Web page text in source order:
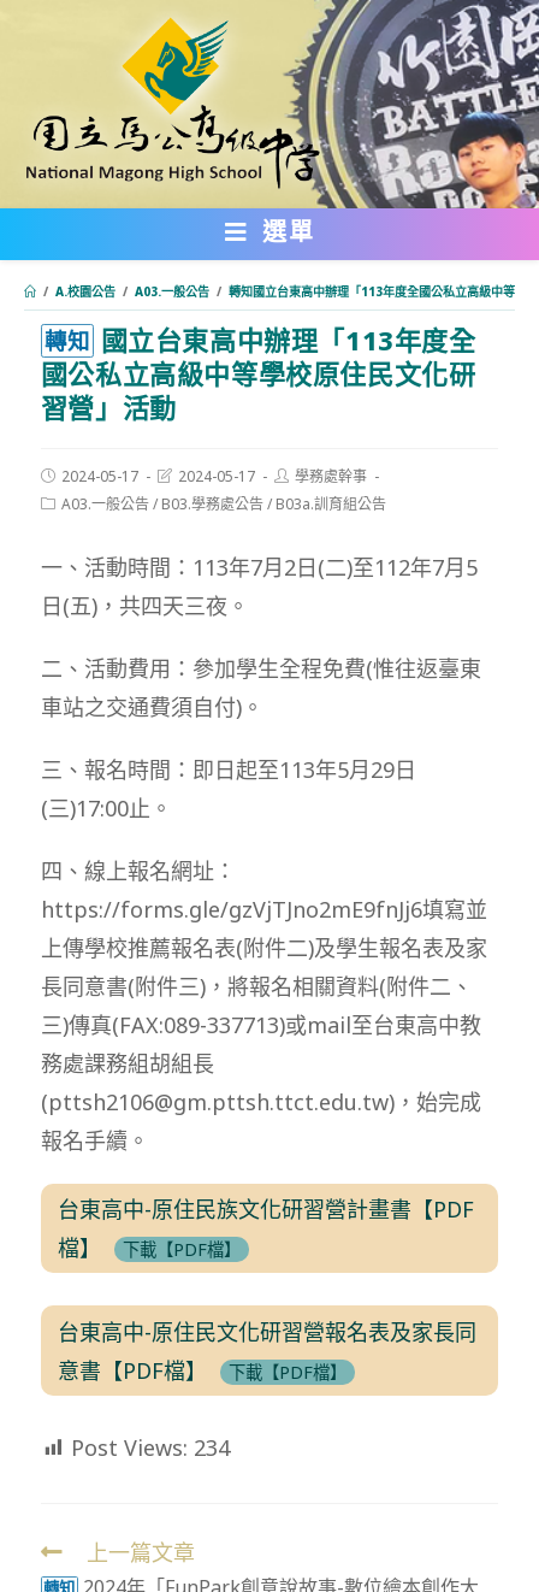
內
選單
/ A.校園公告 / A03.一般公告 / 轉知國立台東高中辦理「113年度全國公私立高級中等學
轉知 國立台東高中辦理「113年度全
國公私立高級中等學校原住民文化研
習營」活動
Post
published:
2024-05-17
Post
modified:
2024-05-17
Post
author:
學務處幹事
PostA03.一般公告/ B03.學務處公告/ B03a.訓育組公告
一、活動時間：113年7月2日(二)至112年7月5
日(五)，共四天三夜。
二、活動費用：參加學生全程免費(惟往返臺東
車站之交通費須自付)。
三、報名時間：即日起至113年5月29日
(三)17:00止。
四、線上報名網址：
https://forms.gle/gzVjTJno2mE9fnJj6填寫並
上傳學校推薦報名表(附件二)及學生報名表及家
長同意書(附件三)，將報名相關資料(附件二、
三)傳真(FAX:089-337713)或mail至台東高中教
務處課務組胡組長
(pttsh2106@gm.pttsh.ttct.edu.tw)，始完成
報名手續。
台東高中-原住民族文化研習營計畫書【PDF
檔】
下載【PDF檔】
台東高中-原住民文化研習營報名表及家長同
意書【PDF檔】
下載【PDF檔】
Post Views: 234
Read上一篇文章